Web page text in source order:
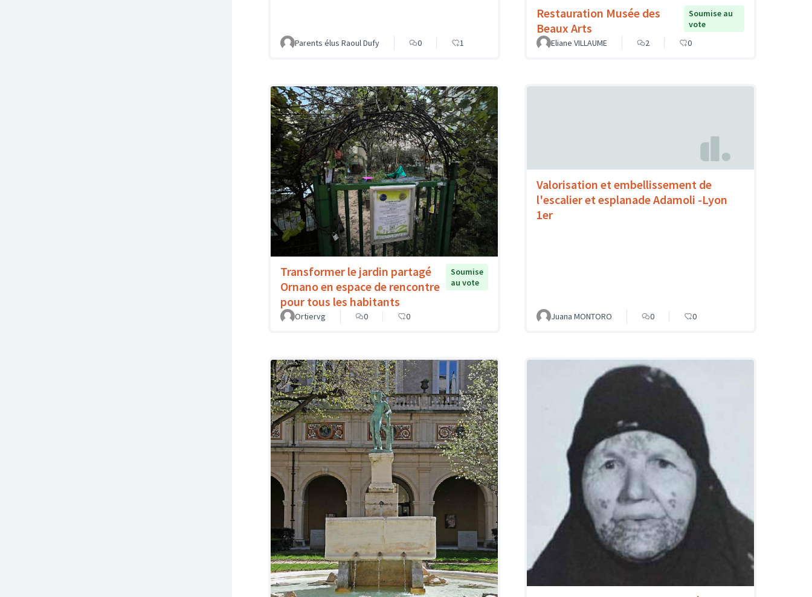
Parents élus Raoul Dufy 0 1
Restauration Musée des
Beaux Arts
Soumise au
vote
Eliane VILLAUME
2 0
Transformer le jardin partagé
Ornano en espace de rencontre
pour tous les habitants
Soumise
au vote
Ortiervg 0 0
Valorisation et embellissement de
l'escalier et esplanade Adamoli -Lyon
1er
Juana MONTORO 0 0